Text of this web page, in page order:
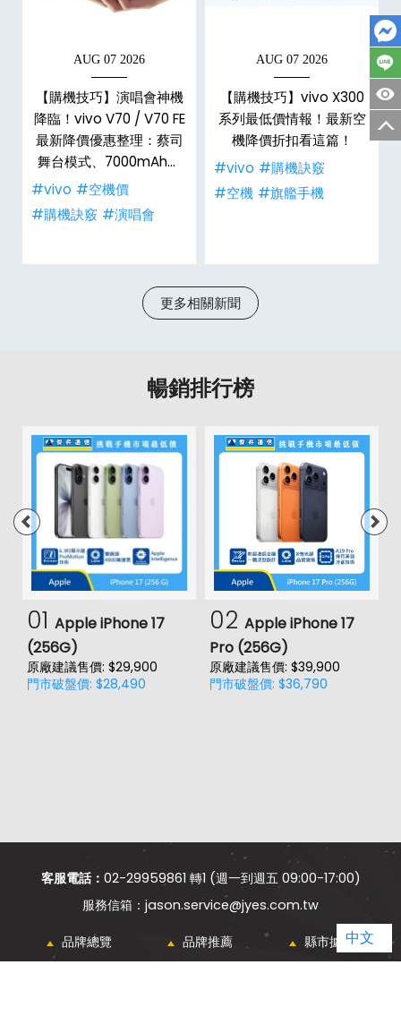
AUG 07 2026
【購機技巧】演唱會神機
降臨！vivo V70 / V70 FE
最新降價優惠整理：蔡司
舞台模式、7000mAh大
電量，空機推薦哪裡買低
價？
#vivo #空機價
#購機訣竅 #演唱會
AUG 07 2026
【購機技巧】vivo X300
系列最低價情報！最新空
機降價折扣看這篇！
#vivo #購機訣竅
#空機 #旗艦手機
更多相關新聞
暢銷排行榜
01 Apple iPhone 17
(256G)
原廠建議售價: $29,900
門市破盤價: $28,490
02 Apple iPhone 17
Pro (256G)
原廠建議售價: $39,900
門市破盤價: $36,790
客服電話： 02-29959861 轉1 (週一到週五 09:00-17:00)
jason.service@jyes.com.tw
品牌總覽 品牌推薦
縣市據點中文